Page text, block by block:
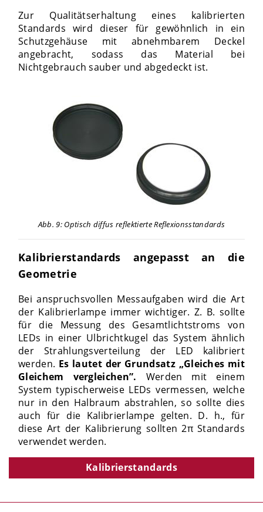
Zur Qualitätserhaltung eines kalibrierten
Standards wird dieser für gewöhnlich in ein
Schutzgehäuse mit abnehmbarem Deckel
angebracht, sodass das Material bei
Nichtgebrauch sauber und abgedeckt ist.
Abb. 9: Optisch diffus reflektierte Reflexionsstandards
Kalibrierstandards angepasst an die
Geometrie
Bei anspruchsvollen Messaufgaben wird die Art
der Kalibrierlampe immer wichtiger. Z. B. sollte
für die Messung des Gesamtlichtstroms von
LEDs in einer Ulbrichtkugel das System ähnlich
der Strahlungsverteilung der LED kalibriert
werden. Es lautet der Grundsatz „Gleiches mit
Gleichem vergleichen”. Werden mit einem
System typischerweise LEDs vermessen, welche
nur in den Halbraum abstrahlen, so sollte dies
auch für die Kalibrierlampe gelten. D. h., für
diese Art der Kalibrierung sollten 2π Standards
verwendet werden.
Kalibrierstandards